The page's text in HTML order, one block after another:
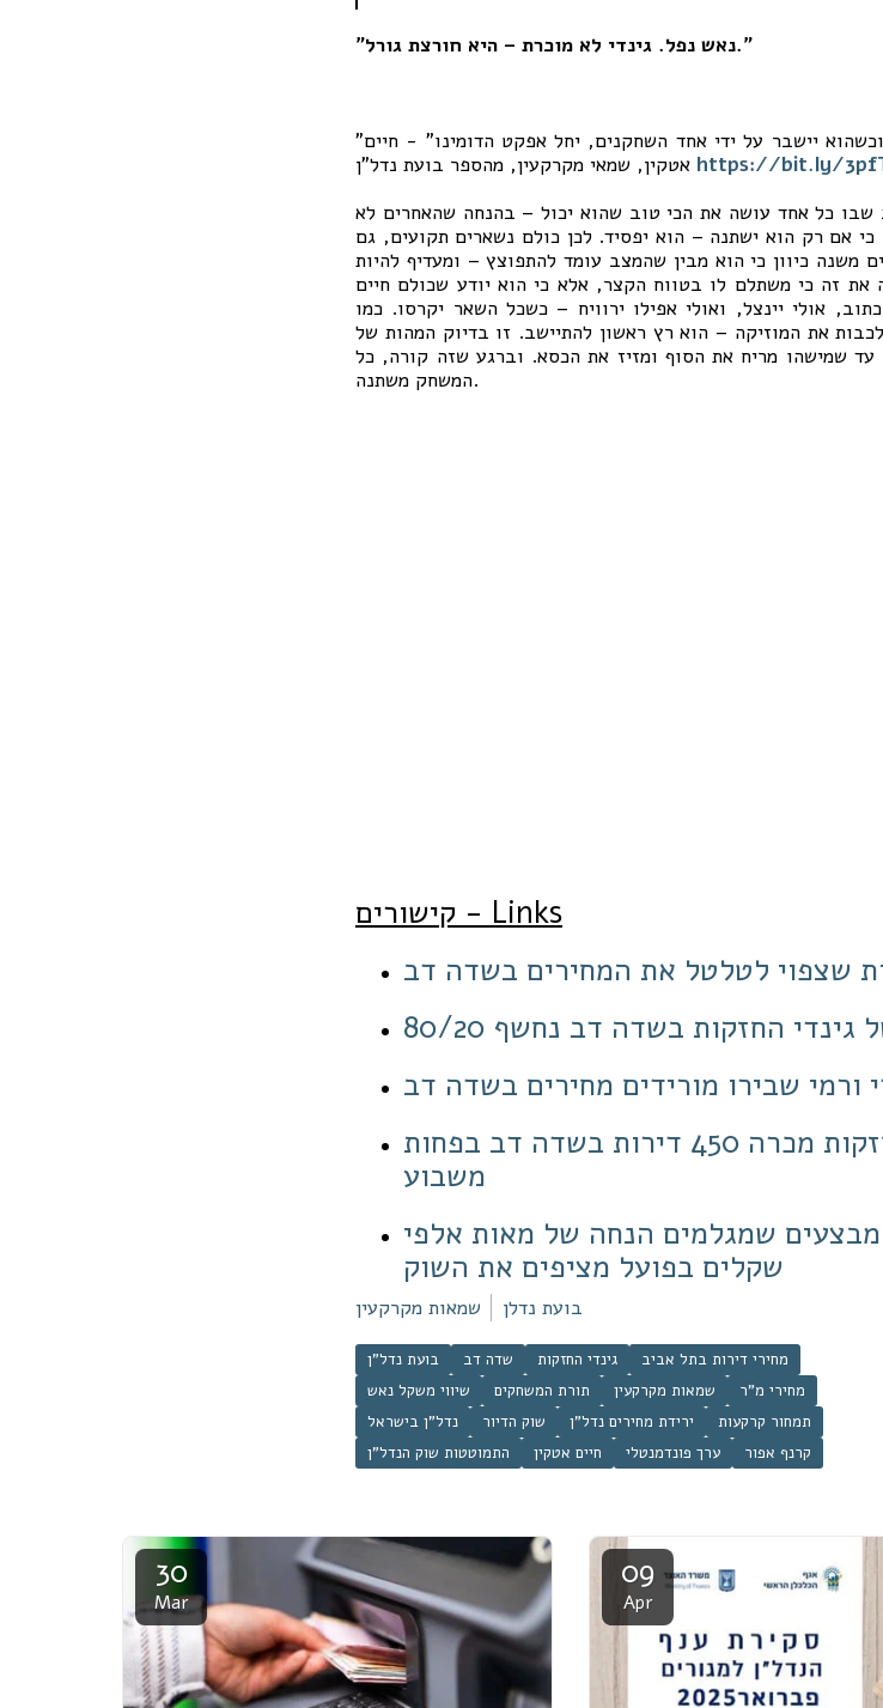
"נאש נפל. גינדי לא מוכרת – היא חורצת גורל."
"שוק הנדל"ן בישראל נמצא בשיווי משקל נאש וכשהוא יישבר על ידי אחד השחקנים, יחל אפקט הדומינו" - חיים
https://bit.ly/
שבו כל אחד עושה את הכי טוב שהוא יכול – בהנחה שהאחרים לא
אם רק הוא ישתנה – הוא יפסיד. לכן כולם נשארים תקועים, גם
כיוון כי הוא מבין שהמצב עומד להתפוצץ – ומעדיף להיות
זה כי משתלם לו בטווח הקצר, אלא כי הוא יודע שכולם חיים
אולי יינצל, ואולי אפילו ירוויח – כשכל השאר יקרסו. כמו
את המוזיקה – הוא רץ ראשון להתיישב. זו בדיוק המהות של
שמישהו מריח את הסוף ומזיז את הכסא. וברגע שזה קורה, כל
המשחק משתנה.
קישורים - Links
שצפוי לטלטל את המחירים בשדה דב
של גינדי החזקות בשדה דב נחשף
ורמי שבירו מורידים מחירים בשדה דב
אחרי הורדת המחיר: גינדי החזקות מכרה 450 דירות בשדה דב בפחות
משבוע
שמגלמים הנחה של מאות אלפי
שקלים בפועל מציפים את השוק
בועת נדלן שמאות מקרקעין
בועת נדל"ן שדה דב גינדי החזקות
מחירי דירות בתל אביב
שיווי משקל נאש
תורת המשחקים שמאות מקרקעין
מחירי מ"ר
נדל"ן בישראל
שוק הדיור ירידת מחירים נדל"ן
תמחור קרקעות
התמוטטות שוק הנדל"ן
חיים אטקין ערך פונדמנטלי קרנף אפור
30
Mar
09
Apr